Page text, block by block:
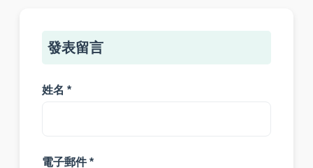
發表留言
姓名 *
電子郵件 *